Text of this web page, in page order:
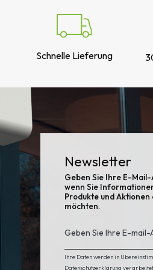
Anzahl Phasen
Nennstrom (A)
Maximaler Ladestrom:
32
Kabelart
Querschnitt des
Stromkabels [mm2]
[mm2]
Anzahl der Anschlüsse
1
Netzwerklayout
EMV-Klasse
B
Schnelle Lieferung
Newsletter
Geben Sie Ihre E-Mail-
wenn Sie
Produkte und Aktionen
möchten.
Ihre Daten werden in
Datenschutzerklärung verarbeitet